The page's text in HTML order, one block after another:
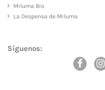
Miluma Bio
La Despensa de Miluma
Síguenos: